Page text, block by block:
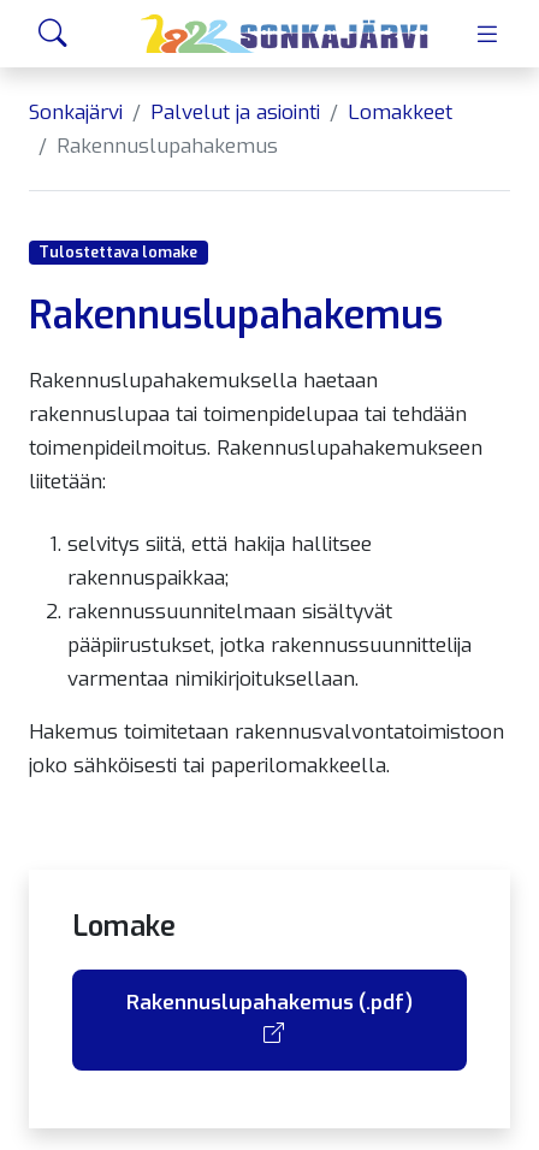
Siirry sivusisältöön
Sonkajärvi Palvelut ja asiointi
Lomakkeet
Rakennuslupahakemus
Tulostettava lomake
Rakennuslupahakemus
Rakennuslupahakemuksella haetaan
rakennuslupaa tai toimenpidelupaa tai tehdään
toimenpideilmoitus. Rakennuslupahakemukseen
liitetään:
selvitys siitä, että hakija hallitsee
rakennuspaikkaa;
rakennussuunnitelmaan sisältyvät
pääpiirustukset, jotka rakennussuunnittelija
varmentaa nimikirjoituksellaan.
Hakemus toimitetaan rakennusvalvontatoimistoon
joko sähköisesti tai paperilomakkeella.
Lomake
Rakennuslupahakemus (.pdf)